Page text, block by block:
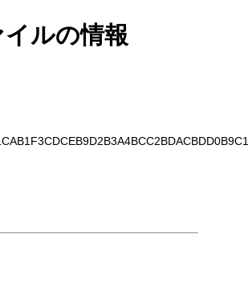
ルの情報